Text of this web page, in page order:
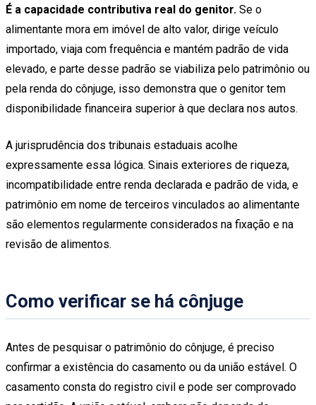
É a capacidade contributiva real do genitor. Se o
alimentante mora em imóvel de alto valor, dirige veículo
importado, viaja com frequência e mantém padrão de vida
elevado, e parte desse padrão se viabiliza pelo patrimônio ou
pela renda do cônjuge, isso demonstra que o genitor tem
disponibilidade financeira superior à que declara nos autos.
A jurisprudência dos tribunais estaduais acolhe
expressamente essa lógica. Sinais exteriores de riqueza,
incompatibilidade entre renda declarada e padrão de vida, e
patrimônio em nome de terceiros vinculados ao alimentante
são elementos regularmente considerados na fixação e na
revisão de alimentos.
Como verificar se há cônjuge
Antes de pesquisar o patrimônio do cônjuge, é preciso
confirmar a existência do casamento ou da união estável. O
casamento consta do registro civil e pode ser comprovado